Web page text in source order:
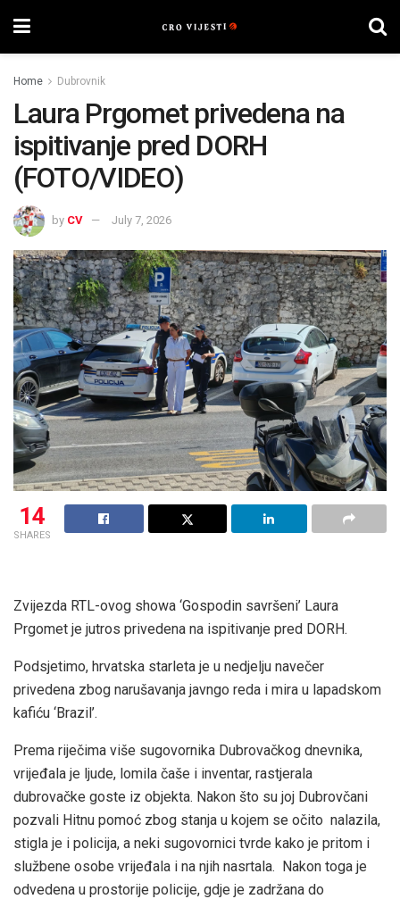
Home Dubrovnik
Laura Prgomet privedena na
ispitivanje pred DORH
(FOTO/VIDEO)
by CV July 7, 2026
14
SHARES
Zvijezda RTL-ovog showa ‘Gospodin savršeni’ Laura
Prgomet je jutros privedena na ispitivanje pred DORH.
Podsjetimo, hrvatska starleta je u nedjelju navečer
privedena zbog narušavanja javngo reda i mira u lapadskom
kafiću ‘Brazil’.
Prema riječima više sugovornika Dubrovačkog dnevnika,
vrijeđala je ljude, lomila čaše i inventar, rastjerala
dubrovačke goste iz objekta. Nakon što su joj Dubrovčani
pozvali Hitnu pomoć zbog stanja u kojem se očito nalazila,
stigla je i policija, a neki sugovornici tvrde kako je pritom i
službene osobe vrijeđala i na njih nasrtala. Nakon toga je
odvedena u prostorije policije, gdje je zadržana do